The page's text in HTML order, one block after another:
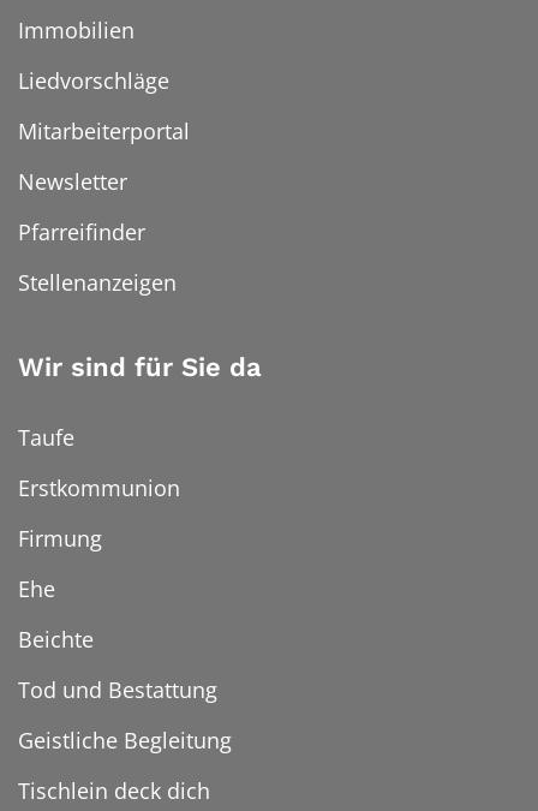
Immobilien
Liedvorschläge
Mitarbeiterportal
Newsletter
Pfarreifinder
Stellenanzeigen
Wir sind für Sie da
Taufe
Erstkommunion
Firmung
Ehe
Beichte
Tod und Bestattung
Geistliche Begleitung
Tischlein deck dich